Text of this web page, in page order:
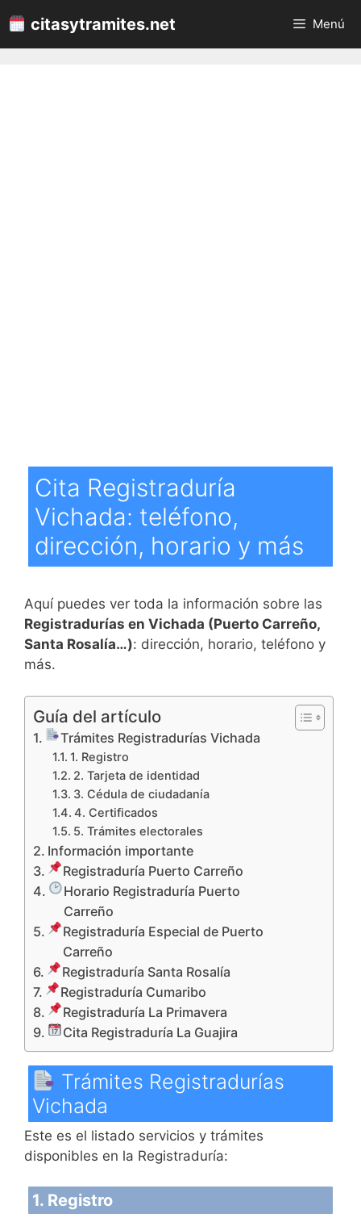
al
contenido
citasytramites.net Menú
Cita Registraduría
Vichada: teléfono,
dirección, horario y más
Aquí puedes ver toda la información sobre las
Registradurías en Vichada (Puerto Carreño,
Santa Rosalía…): dirección, horario, teléfono y
más.
Guía del artículo
Trámites Registradurías Vichada
1. Registro
2. Tarjeta de identidad
3. Cédula de ciudadanía
4. Certificados
5. Trámites electorales
Información importante
Registraduría Puerto Carreño
Horario Registraduría Puerto
Carreño
Registraduría Especial de Puerto
Carreño
Registraduría Santa Rosalía
Registraduría Cumaribo
Registraduría La Primavera
Cita Registraduría La Guajira
Trámites Registradurías
Vichada
Este es el listado servicios y trámites
disponibles en la Registraduría:
1. Registro